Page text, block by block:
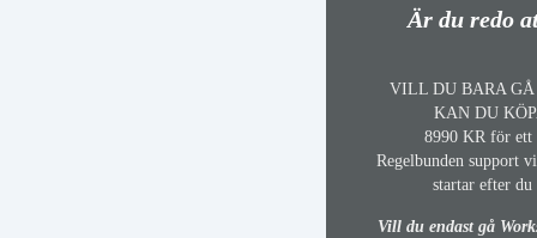
Är du redo
VILL DU BARA
KAN DU
8990 KR för ett
Regelbunden support
startar efter
Vill du endast gå